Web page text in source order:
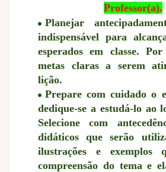
Professor(a).
Planejar
indispensável para
esperados em classe. Por
metas claras a serem
lição.
Prepare com cuidado o
dedique-se a estudá-lo ao
Selecione com
didáticos que serão
ilustrações e exemplos
compreensão do tema e